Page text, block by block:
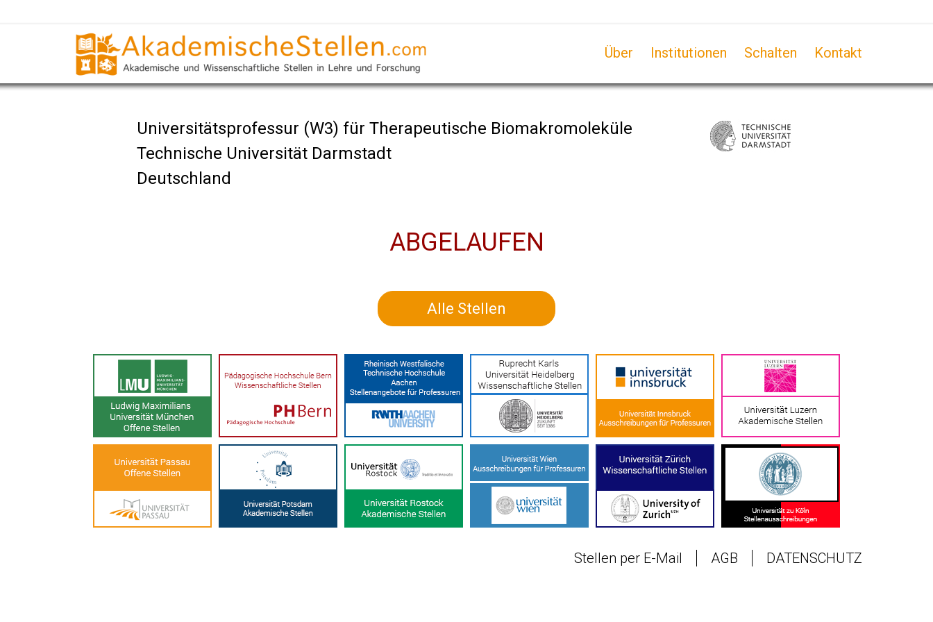
Über Institutionen Schalten Kontakt
Universitätsprofessur (W3) für Therapeutische Biomakromoleküle
Technische Universität Darmstadt
Deutschland
ABGELAUFEN
Alle Stellen
Stellen per E-Mail AGB DATENSCHUTZ